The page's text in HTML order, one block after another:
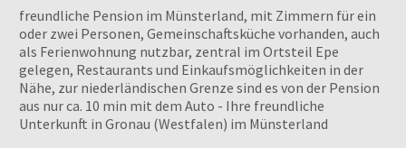
freundliche Pension im Münsterland, mit Zimmern für ein
oder zwei Personen, Gemeinschaftsküche vorhanden, auch
als Ferienwohnung nutzbar, zentral im Ortsteil Epe
gelegen, Restaurants und Einkaufsmöglichkeiten in der
Nähe, zur niederländischen Grenze sind es von der Pension
aus nur ca. 10 min mit dem Auto - Ihre freundliche
Unterkunft in Gronau (Westfalen) im Münsterland